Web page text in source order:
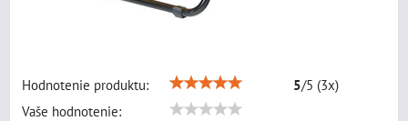
Hodnotenie produktu: 5/5 (3x)
Vaše hodnotenie: